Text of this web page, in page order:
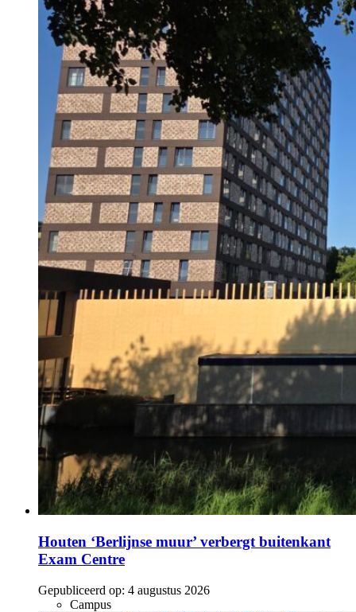
Houten ‘Berlijnse muur’ verbergt buitenkant
Exam Centre
Gepubliceerd op: 4 augustus 2026
Campus